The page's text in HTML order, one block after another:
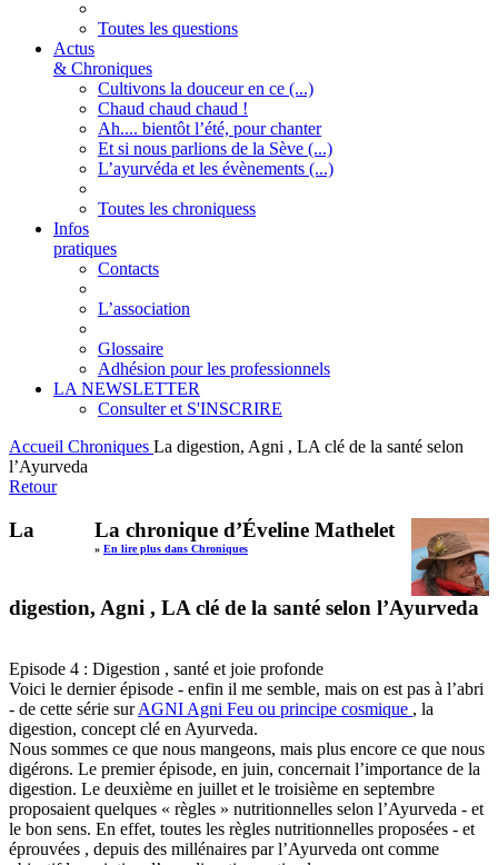
Toutes les questions
Actus
& Chroniques
Cultivons la douceur en ce (...)
Chaud chaud chaud !
Ah.... bientôt l’été, pour chanter
Et si nous parlions de la Sève (...)
L’ayurvéda et les évènements (...)
Toutes les chroniquess
Infos
pratiques
Contacts
L’association
Glossaire
Adhésion pour les professionnels
LA NEWSLETTER
Consulter et S'INSCRIRE
Accueil Chroniques La digestion, Agni , LA clé de la santé selon
l’Ayurveda
Retour
La chronique d’Éveline Mathelet
» En lire plus dans Chroniques
La
digestion, Agni , LA clé de la santé selon l’Ayurveda
Episode 4 : Digestion , santé et joie profonde
Voici le dernier épisode - enfin il me semble, mais on est pas à l’abri
- de cette série surAGNI Agni Feu ou principe cosmique , la
digestion, concept clé en Ayurveda.
Nous sommes ce que nous mangeons, mais plus encore ce que nous
digérons. Le premier épisode, en juin, concernait l’importance de la
digestion. Le deuxième en juillet et le troisième en septembre
proposaient quelques « règles » nutritionnelles selon l’Ayurveda - et
le bon sens. En effet, toutes les règles nutritionnelles proposées - et
éprouvées , depuis des millénaires par l’Ayurveda ont comme